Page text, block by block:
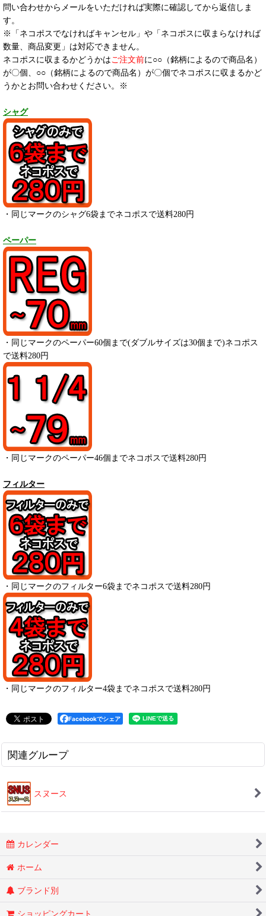
問い合わせからメールをいただければ実際に確認してから返信しま
す。
※「ネコポスでなければキャンセル」や「ネコポスに収まらなければ
数量、商品変更」は対応できません。
ネコポスに収まるかどうかはご注文前に○○（銘柄によるので商品名）
が〇個、○○（銘柄によるので商品名）が〇個でネコポスに収まるかど
うかとお問い合わせください。※
シャグ
・同じマークのシャグ6袋までネコポスで送料280円
ペーパー
・ 同じマークのペーパー60個まで(ダブルサイズは30個まで)ネコポス
で送料280円
・ 同じマークのペーパー46個までネコポスで送料280円
フィルター
・ 同じマークのフィルター6袋までネコポスで送料280円
・ 同じマークのフィルター4袋までネコポスで送料280円
Facebookでシェア
関連グループ
スヌース
カレンダー
ホーム
ブランド別
ショッピングカート